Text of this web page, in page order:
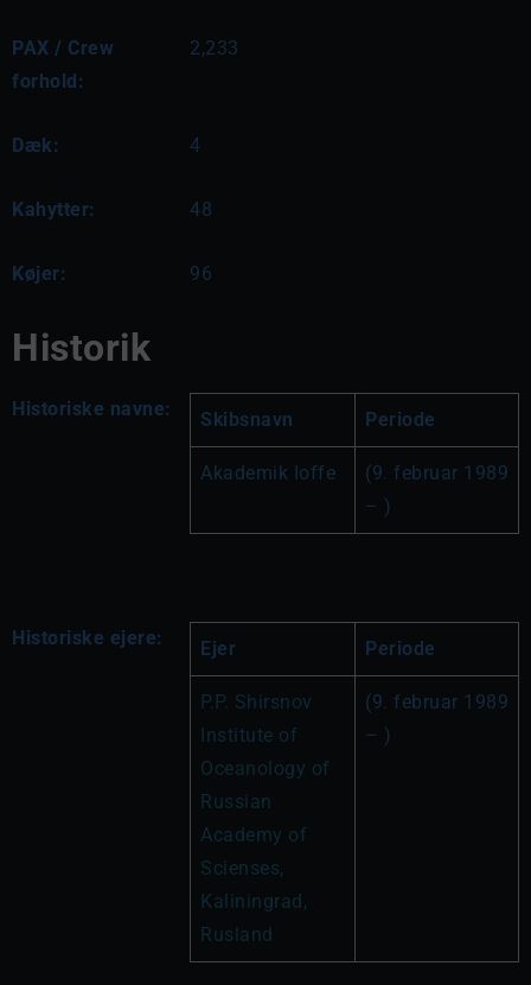
PAX / Crew
forhold:
2,233
Dæk: 4
Kahytter: 48
Køjer: 96
Historik
Historiske navne: Skibsnavn Periode
Akademik Ioffe
(9. februar 1989
– )
Historiske ejere: Ejer Periode
P.P. Shirsnov
Institute of
Oceanology of
Russian
Academy of
Scienses,
Kaliningrad,
Rusland
(9. februar 1989
– )